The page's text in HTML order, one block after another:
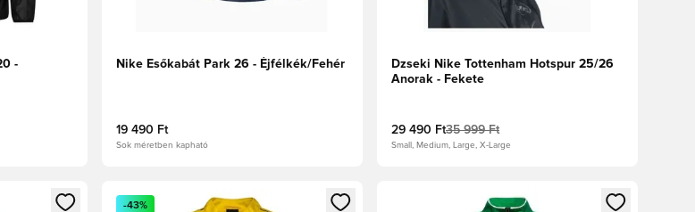
-
Nike Esőkabát Park 26 - Éjfélkék/Fehér
19 490 Ft
Sok méretben kapható
Dzseki Nike Tottenham Hotspur 25/26
Anorak - Fekete
29 490 Ft35 999 Ft
Small, Medium, Large, X-Large
vagy a tagként való regisztrációhoz
Megnyit egy modált a bejelentkezéshez vagy a tagként való regisztrációhoz
-43%
Megnyit egy modált a bejelentkezéshez vagy a